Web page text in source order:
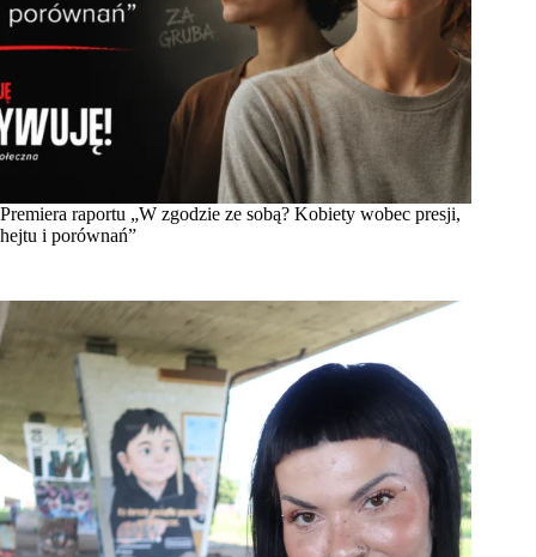
Premiera raportu „W zgodzie ze sobą? Kobiety wobec presji,
hejtu i porównań”